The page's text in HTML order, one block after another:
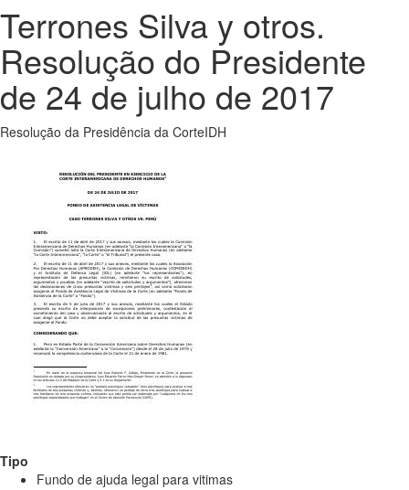
Terrones Silva y otros.
Resolução do Presidente
de 24 de julho de 2017
Resolução da Presidência da CorteIDH
Tipo
Fundo de ajuda legal para vitimas